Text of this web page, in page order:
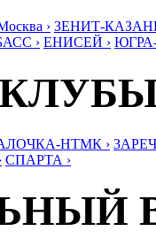
› ЗЕНИТ-
› ЕНИСЕЙ ›
НТМК ›
СПАРТА ›